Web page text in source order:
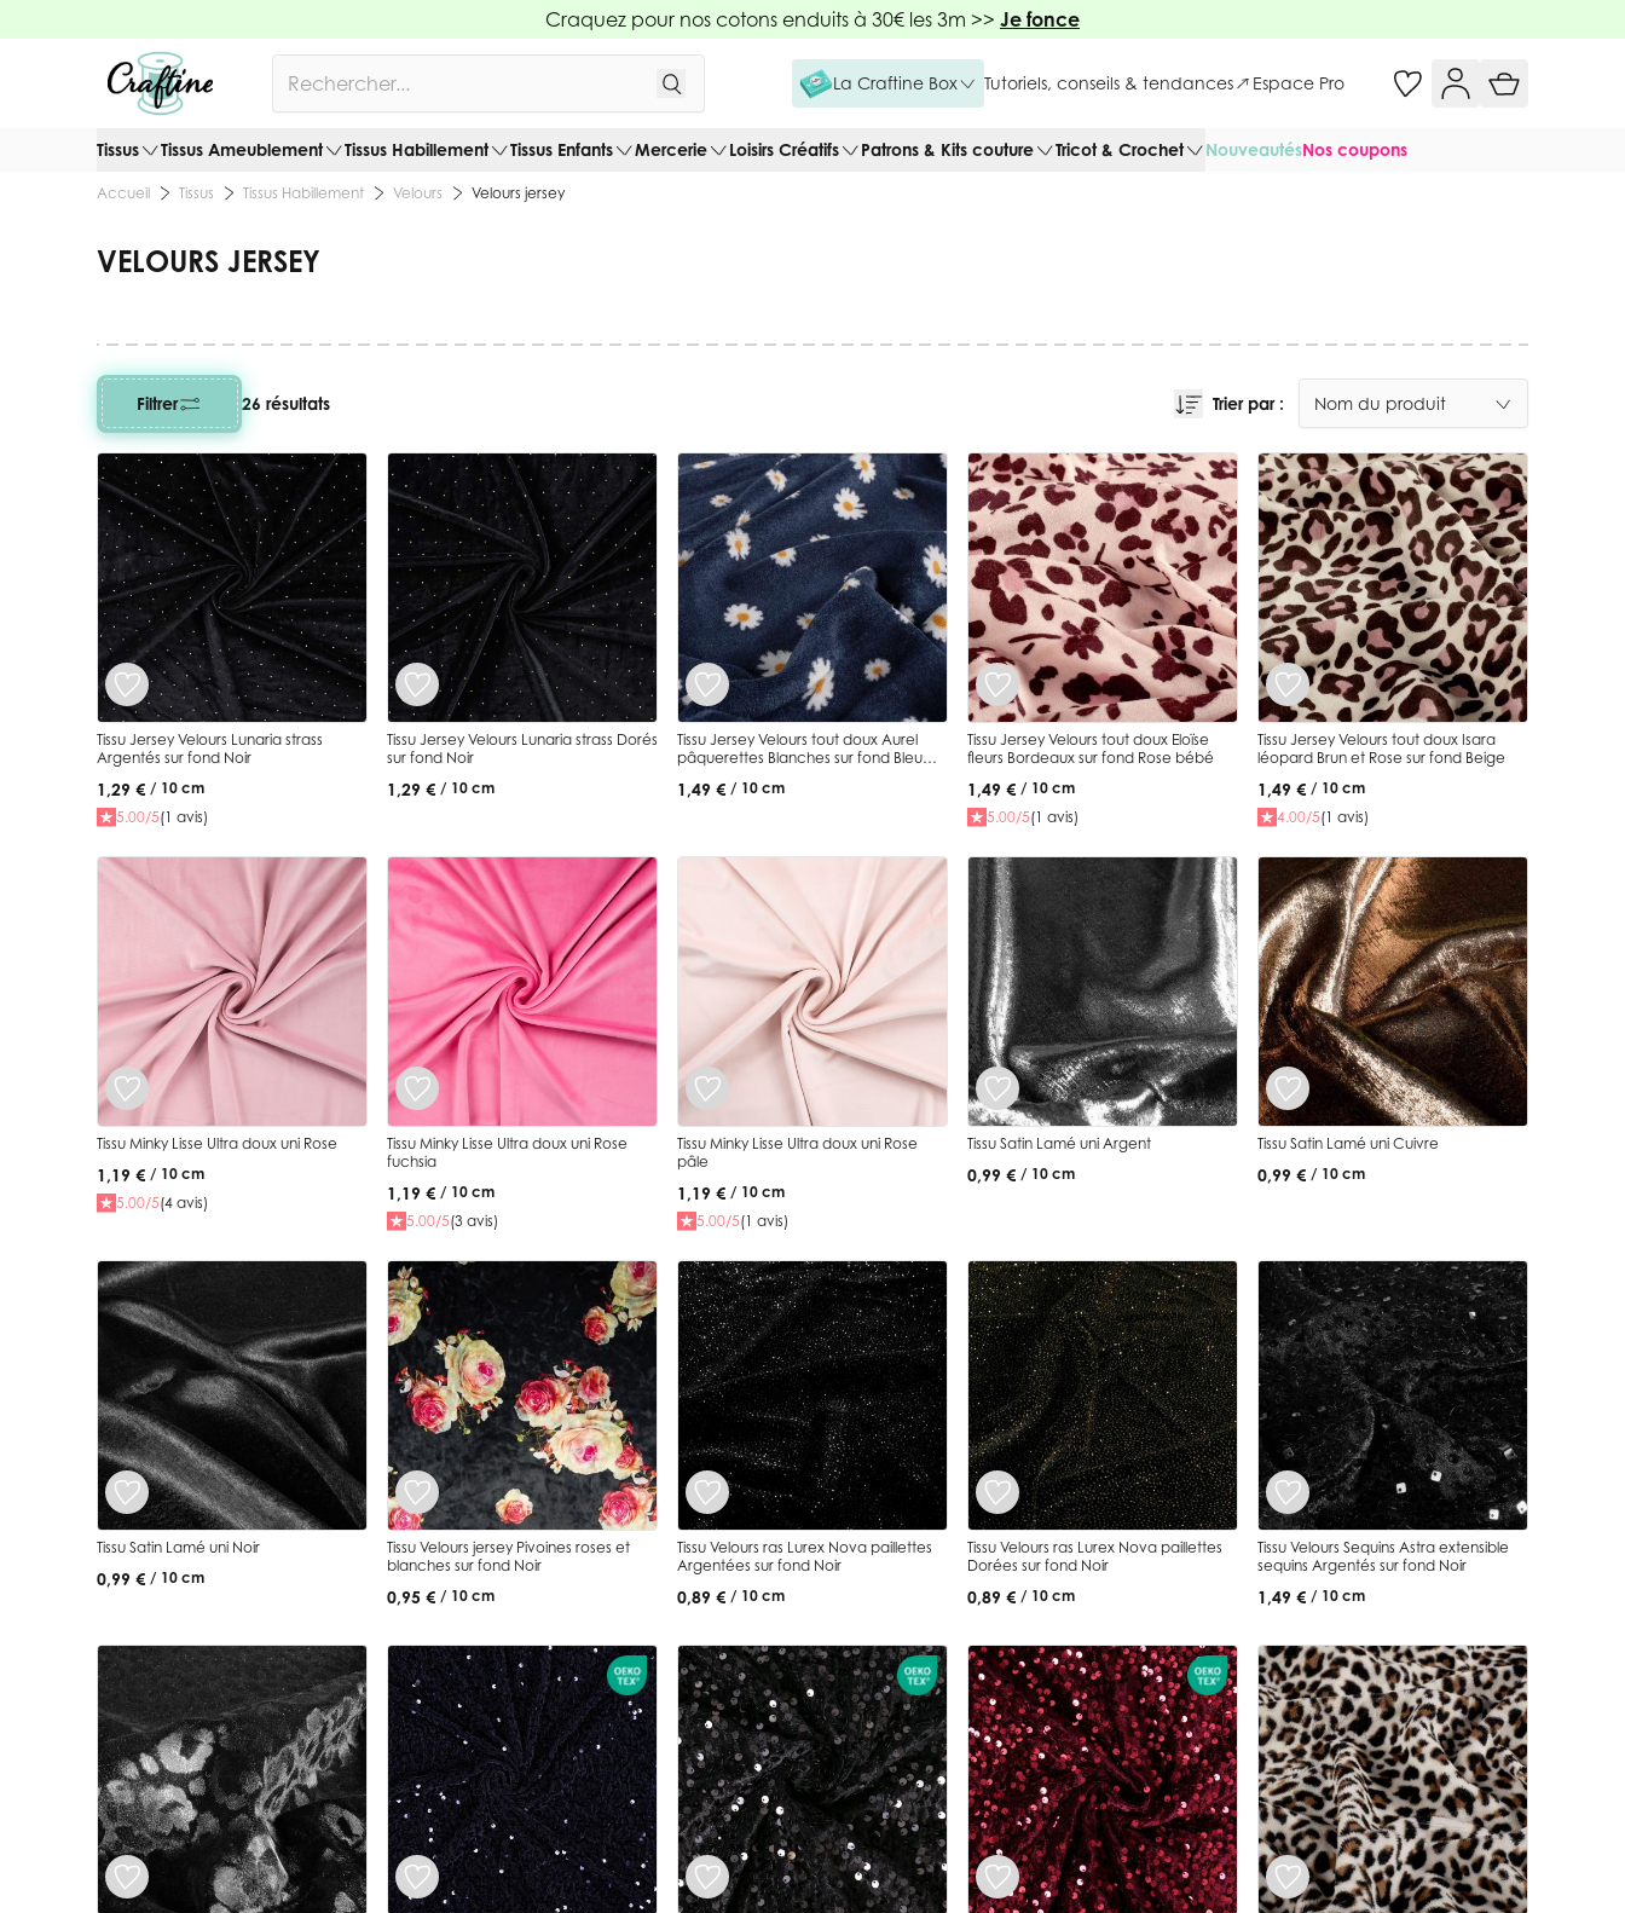
Craquez pour nos cotons enduits à 30€ les 3m >> Je fonce
La Craftine Box Tutoriels, conseils & tendances Espace Pro
Tissus Tissus Ameublement Tissus Habillement Tissus Enfants Mercerie Loisirs Créatifs Patrons & Kits couture Tricot & Crochet NouveautésNos coupons
Accueil Tissus Tissus Habillement Velours Velours jersey
VELOURS JERSEY
Filtrer 26 résultats Trier par :
Tissu Jersey Velours Lunaria strass
Argentés sur fond Noir
1,29 € / 10 cm
5.00/5(1 avis)
Tissu Jersey Velours Lunaria strass Dorés
sur fond Noir
1,29 € / 10 cm
Tissu Jersey Velours tout doux Aurel
pâquerettes Blanches sur fond Bleu
1,49 € / 10 cm
Tissu Jersey Velours tout doux Eloïse
fleurs Bordeaux sur fond Rose bébé
1,49 € / 10 cm
5.00/5(1 avis)
Tissu Jersey Velours tout doux Isara
léopard Brun et Rose sur fond Beige
1,49 € / 10 cm
4.00/5(1 avis)
Tissu Minky Lisse Ultra doux uni Rose
1,19 € / 10 cm
5.00/5(4 avis)
Tissu Minky Lisse Ultra doux uni Rose
fuchsia
1,19 € / 10 cm
5.00/5(3 avis)
Tissu Minky Lisse Ultra doux uni Rose
pâle
1,19 € / 10 cm
5.00/5(1 avis)
Tissu Satin Lamé uni Argent
0,99 € / 10 cm
Tissu Satin Lamé uni Cuivre
0,99 € / 10 cm
Tissu Satin Lamé uni Noir
0,99 € / 10 cm
Tissu Velours jersey Pivoines roses et
blanches sur fond Noir
0,95 € / 10 cm
Tissu Velours ras Lurex Nova paillettes
Argentées sur fond Noir
0,89 € / 10 cm
Tissu Velours ras Lurex Nova paillettes
Dorées sur fond Noir
0,89 € / 10 cm
Tissu Velours Sequins Astra extensible
sequins Argentés sur fond Noir
1,49 € / 10 cm